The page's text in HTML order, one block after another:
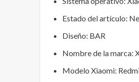
Estado del artículo:
Diseño: BAR
Nombre de la marca:
Modelo Xiaomi: